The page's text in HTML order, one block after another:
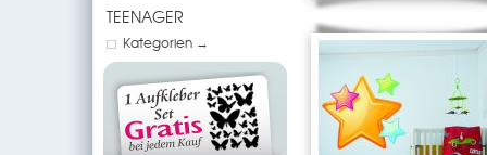
TEENAGER
Kategorien →